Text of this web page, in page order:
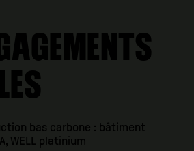
bas carbone : bâtiment
WELL platinium